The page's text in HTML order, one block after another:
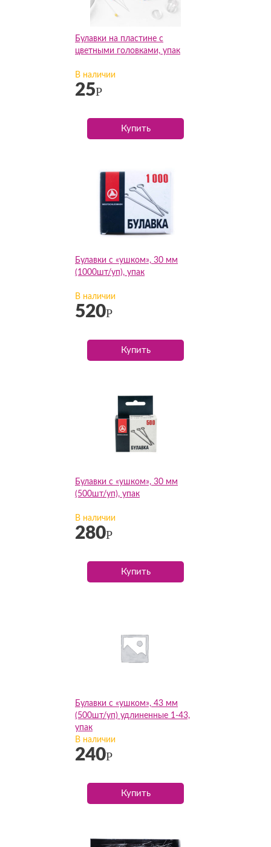
Булавки на пластине с
цветными головками, упак
В наличии
25Р
Купить
Булавки с «ушком», 30 мм
(1000шт/уп), упак
В наличии
520Р
Купить
Булавки с «ушком», 30 мм
(500шт/уп), упак
В наличии
280Р
Купить
Булавки с «ушком», 43 мм
(500шт/уп) удлиненные 1-43,
упак
В наличии
240Р
Купить